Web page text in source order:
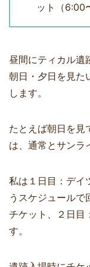
ット（6:00
昼間にティカル遺
朝日・夕日を見た
します。
たとえば朝日を見
は、通常とサンラ
私は１日目：デイ
うスケジュールで
チケット、２日目
す。